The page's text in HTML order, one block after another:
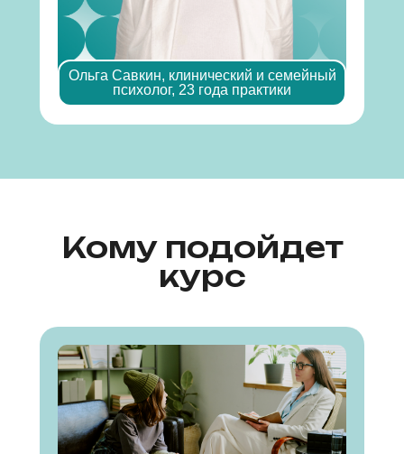
Ольга Савкин, клинический и семейный
психолог, 23 года практики
Кому подойдет
курс